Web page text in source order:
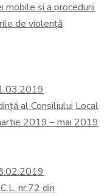
mobile și a procedurii
de violenţă
al Consiliului Local
2019 – mai 2019
nr.72 din